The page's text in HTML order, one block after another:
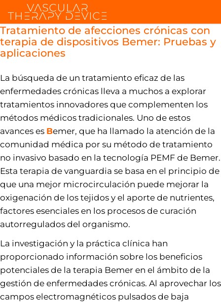
Tratamiento de afecciones crónicas con
terapia de dispositivos Bemer: Pruebas y
aplicaciones
La búsqueda de un tratamiento eficaz de las
enfermedades crónicas lleva a muchos a explorar
tratamientos innovadores que complementen los
métodos médicos tradicionales. Uno de estos
avances es Bemer, que ha llamado la atención de la
comunidad médica por su método de tratamiento
no invasivo basado en la tecnología PEMF de Bemer.
Esta terapia de vanguardia se basa en el principio de
que una mejor microcirculación puede mejorar la
oxigenación de los tejidos y el aporte de nutrientes,
factores esenciales en los procesos de curación
autorregulados del organismo.
La investigación y la práctica clínica han
proporcionado información sobre los beneficios
potenciales de la terapia Bemer en el ámbito de la
gestión de enfermedades crónicas. Al aprovechar los
campos electromagnéticos pulsados de baja